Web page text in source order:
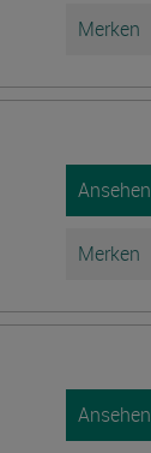
Merken
Ansehen
Merken
Ansehen